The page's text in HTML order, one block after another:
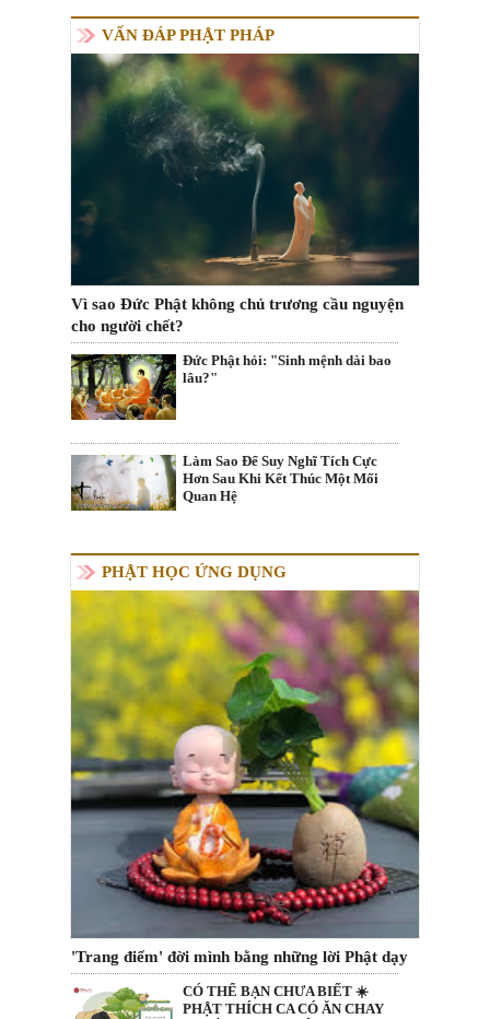
VẤN ĐÁP PHẬT PHÁP
Vì sao Đức Phật không chủ trương cầu nguyện
cho người chết?
Đức Phật hỏi: "Sinh mệnh dài bao
lâu?"
Làm Sao Để Suy Nghĩ Tích Cực
Hơn Sau Khi Kết Thúc Một Mối
Quan Hệ
PHẬT HỌC ỨNG DỤNG
'Trang điểm' đời mình bằng những lời Phật dạy
CÓ THỂ BẠN CHƯA BIẾT ☀️
PHẬT THÍCH CA CÓ ĂN CHAY